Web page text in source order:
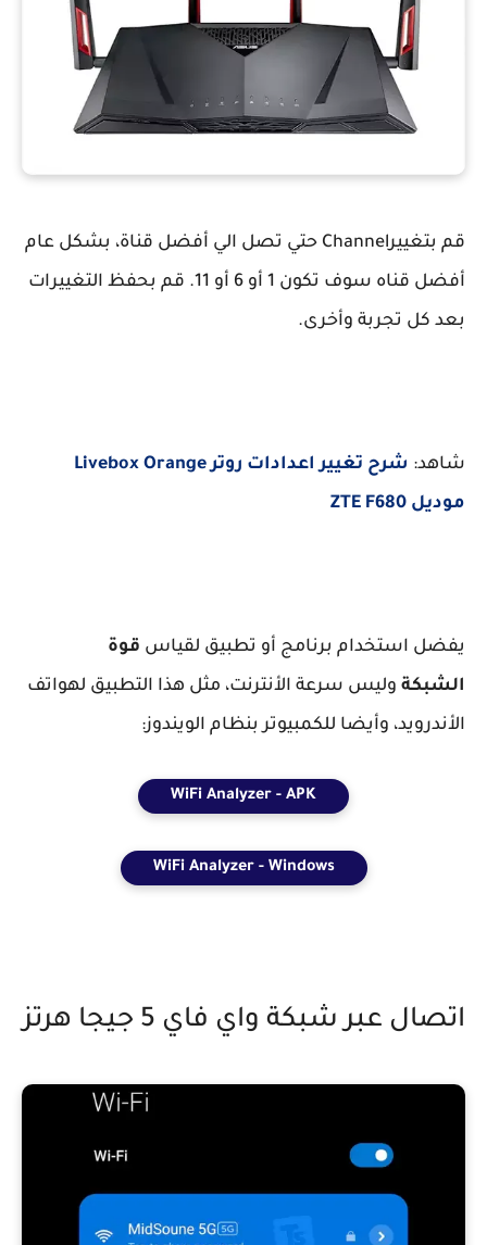
قم بتغييرChannel حتي تصل الي أفضل قناة، بشكل عام
أفضل قناه سوف تكون 1 أو 6 أو 11. قم بحفظ التغييرات
بعد كل تجربة وأخرى.
شاهد:
شرح تغيير اعدادات روتر Livebox Orange
موديل ZTE F680
يفضل استخدام برنامج أو تطبيق لقياس قوة
الشبكة وليس سرعة الأنترنت، مثل هذا التطبيق لهواتف
الأندرويد، وأيضا للكمبيوتر بنظام الويندوز:
WiFi Analyzer - APK
WiFi Analyzer - Windows
اتصال عبر شبكة واي فاي 5 جيجا هرتز